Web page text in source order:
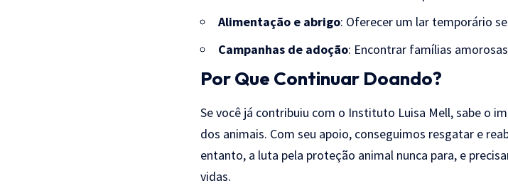
Alimentação e abrigo: Oferecer um lar temporário
Campanhas de adoção: Encontrar famílias
Por Que Continuar Doando?
Se você já contribuiu com o Instituto Luisa Mell, sabe o
dos animais. Com seu apoio, conseguimos resgatar e
entanto, a luta pela proteção animal nunca para, e
vidas.